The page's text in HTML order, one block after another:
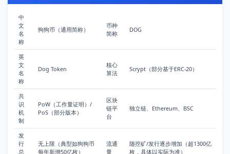
中
文
名
称
狗狗币（通用简称）
币种
简称
DOG
英
文
名
称
Dog Token
核心
算法
Scrypt（部分基于ERC-20）
共
识
机
制
PoW（工作量证明）/
PoS（部分版本）
区块
链平
台
独立链、Ethereum、BSC
发
行
总
无上限（典型如狗狗币
每年新增50亿枚）
流通
量
随挖矿/发行逐步增加（超1300亿
枚，具体以实际为准）